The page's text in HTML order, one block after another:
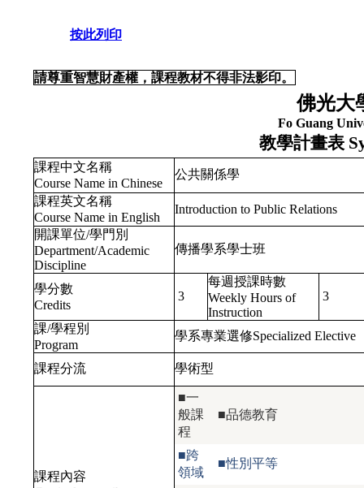
按此列印
請尊重智慧財產權，課程教材不得非法影印。
佛光大
Fo Guang
教學計畫表
課程中文名稱
Course Name in Chinese
公共關係學
課程英文名稱
Course Name in English
Introduction to Public Relations
開課單位/學門別
Department/Academic
Discipline
傳播學系學士班
學分數
Credits
3
每週授課時數
Weekly Hours of
Instruction
3
課/學程別
Program
學系專業選修Specialized Elective
課程分流 學術型
課程內容
■一
般課
程
■品德教育
■跨
領域
■性別平等